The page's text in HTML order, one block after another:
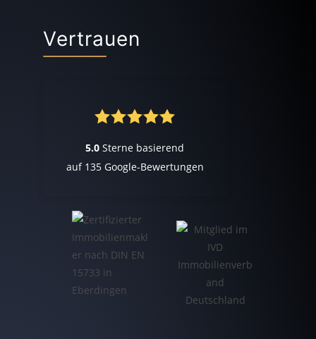
Vertrauen
5.0 Sterne basierend
auf 135 Google-Bewertungen